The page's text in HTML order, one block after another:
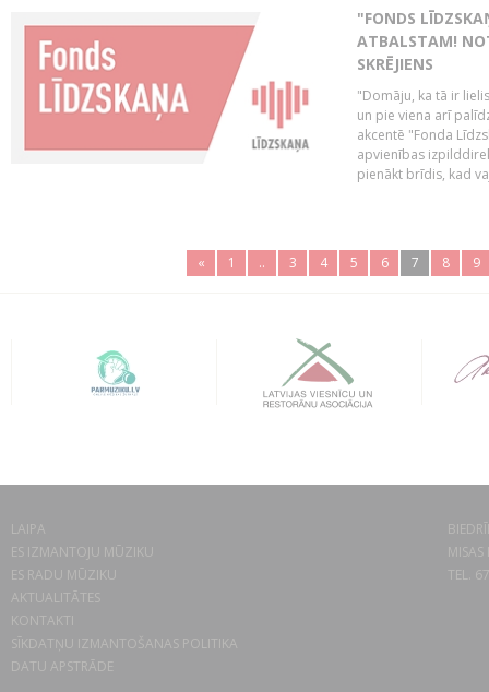
"FONDS
ATBALSTAM!
SKRĒJIENS
"Domāju, ka tā ir
un pie viena arī
akcentē "Fonda
apvienības
pienākt brīdis, kad
« 1 .. 3 4 5 6 7 8 9
LAIPA
ES IZMANTOJU MŪZIKU
ES RADU MŪZIKU
AKTUALITĀTES
KONTAKTI
SĪKDATŅU IZMANTOŠANAS POLITIKA
DATU APSTRĀDE
TEL.